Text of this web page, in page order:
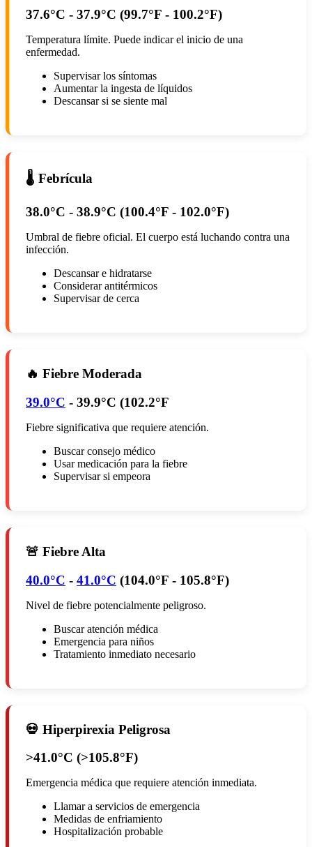
37.6°C - 37.9°C (99.7°F - 100.2°F)
Temperatura límite. Puede indicar el inicio de una
enfermedad.
Supervisar los síntomas
Aumentar la ingesta de líquidos
Descansar si se siente mal
🌡️ Febrícula
38.0°C - 38.9°C (100.4°F - 102.0°F)
Umbral de fiebre oficial. El cuerpo está luchando contra una
infección.
Descansar e hidratarse
Considerar antitérmicos
Supervisar de cerca
🔥 Fiebre Moderada
39.0°C - 39.9°C (102.2°F
Fiebre significativa que requiere atención.
Buscar consejo médico
Usar medicación para la fiebre
Supervisar si empeora
🚨 Fiebre Alta
40.0°C - 41.0°C (104.0°F - 105.8°F)
Nivel de fiebre potencialmente peligroso.
Buscar atención médica
Emergencia para niños
Tratamiento inmediato necesario
💀 Hiperpirexia Peligrosa
>41.0°C (>105.8°F)
Emergencia médica que requiere atención inmediata.
Llamar a servicios de emergencia
Medidas de enfriamiento
Hospitalización probable